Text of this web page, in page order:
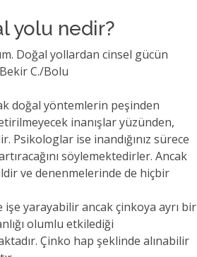
yolu nedir?
Doğal yollardan cinsel gücün
C./Bolu
doğal yöntemlerin peşinden
inanışlar yüzünden,
Psikologlar ise inandığınız sürece
söylemektedirler. Ancak
ve denenmelerinde de hiçbir
yarayabilir ancak çinkoya ayrı bir
olumlu etkilediği
Çinko hap şeklinde alınabilir